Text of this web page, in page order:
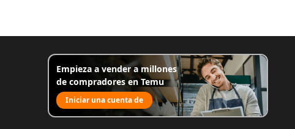
Empieza a vender a millones
de compradores en Temu
Iniciar una cuenta de
venta